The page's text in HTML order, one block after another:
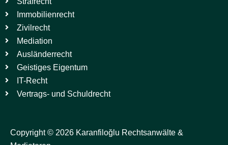
Immobilienrecht
Zivilrecht
Mediation
Ausländerrecht
Geistiges Eigentum
IT-Recht
Vertrags- und Schuldrecht
Copyright © 2026 Karanfiloğlu Rechtsanwälte &